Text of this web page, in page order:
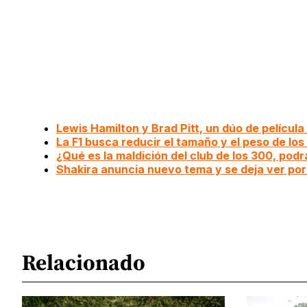
Lewis Hamilton y Brad Pitt, un dúo de película
La F1 busca reducir el tamaño y el peso de
¿Qué es la maldición del club de los 300,
Shakira anuncia nuevo tema y se deja ver
Relacionado